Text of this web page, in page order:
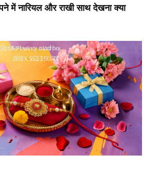
में नारियल और राखी साथ देखना क्या